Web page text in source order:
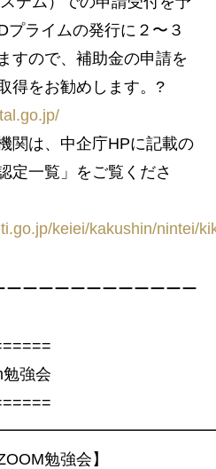
プライムの発行に２〜３
すので、補助金の申請を
得をお勧めします。?
関は、中企庁HPに記載の
定一覧」をご覧くださ
keiei/kakushin/nintei/
ーーーーーーーーーーー
強会
勉強会】